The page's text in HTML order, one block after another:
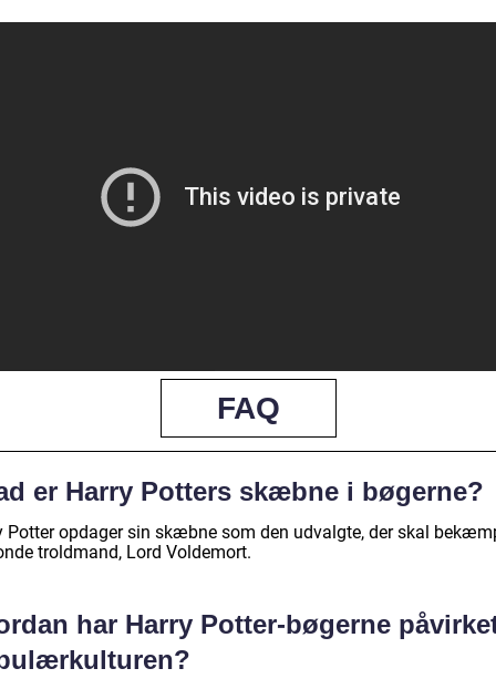
FAQ
er Harry Potters skæbne i bøgerne?
Potter opdager sin skæbne som den udvalgte, der skal
troldmand, Lord Voldemort.
har Harry Potter-bøgerne